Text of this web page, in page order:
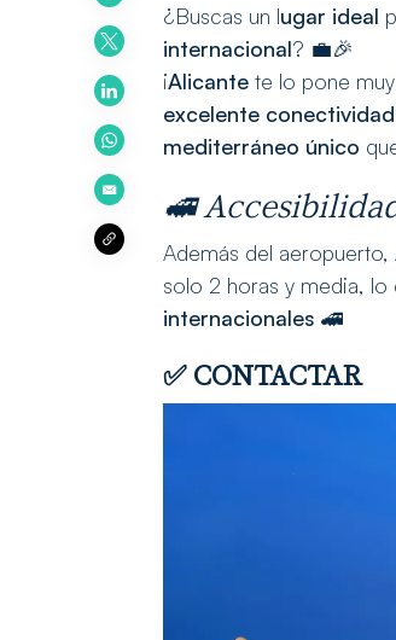
¿Buscas un lugar ideal
internacional? 💼🎉
¡Alicante te lo pone
excelente
mediterráneo único
🚅
Además del aeropuerto,
solo 2 horas y media, lo
internacionales 🚄
✅ CONTACTAR